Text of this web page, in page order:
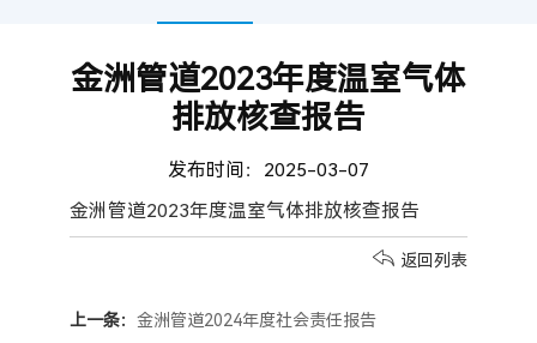
金洲管道2023年度温室气体
排放核查报告
发布时间：2025-03-07
金洲管道2023年度温室气体排放核查报告
返回列表
上一条：金洲管道2024年度社会责任报告